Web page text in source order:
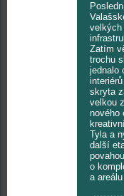
velkých
Zatím
trochu
jednalo
skryta
velkou
nového
Tyla a
další
o
a